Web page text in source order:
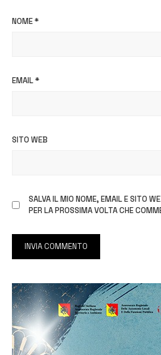
NOME*
EMAIL*
SITO WEB
SALVA IL MIO NOME, EMAIL E SITO
PER LA PROSSIMA VOLTA CHE